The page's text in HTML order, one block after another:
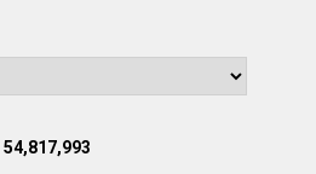
54,817,993